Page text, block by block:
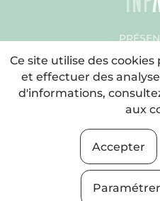
DES
LES
ORDRE
LEGE
Ce site utilise des
et effectuer des
d'informations,
aux
Accepter